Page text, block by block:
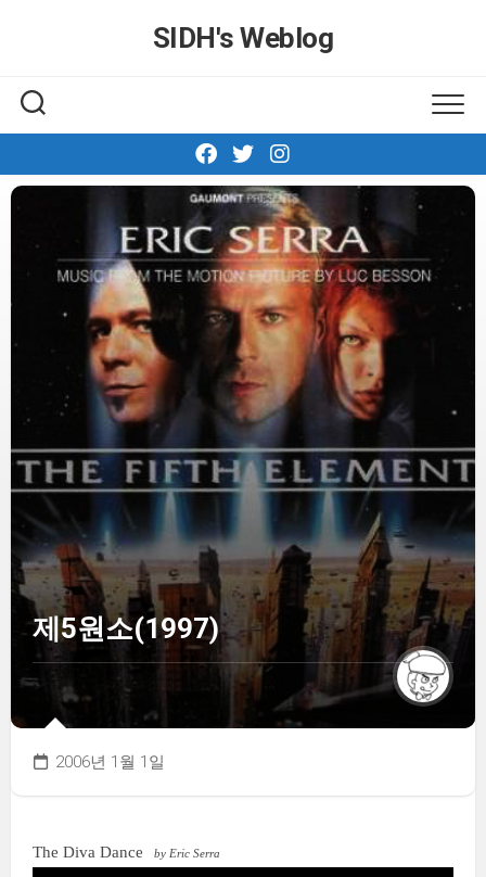
SIDH′s Weblog
제5원소(1997)
2006년 1월 1일
The Diva Dance by Eric Serra